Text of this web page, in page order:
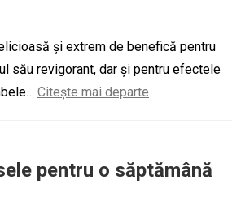
și extrem de benefică pentru
său revigorant, dar și pentru efectele
Citește mai departe
pentru o săptămână